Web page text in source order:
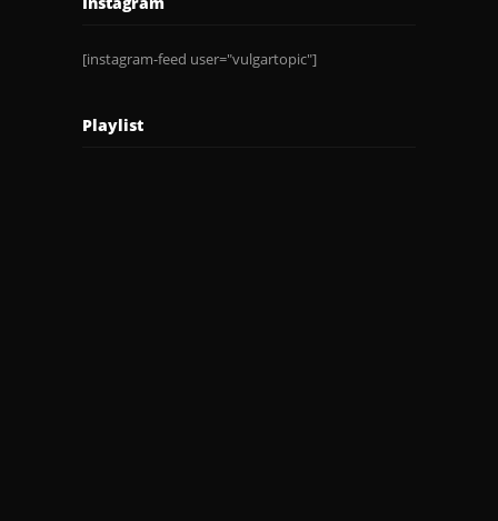
[instagram-feed user="vulgartopic"]
Playlist